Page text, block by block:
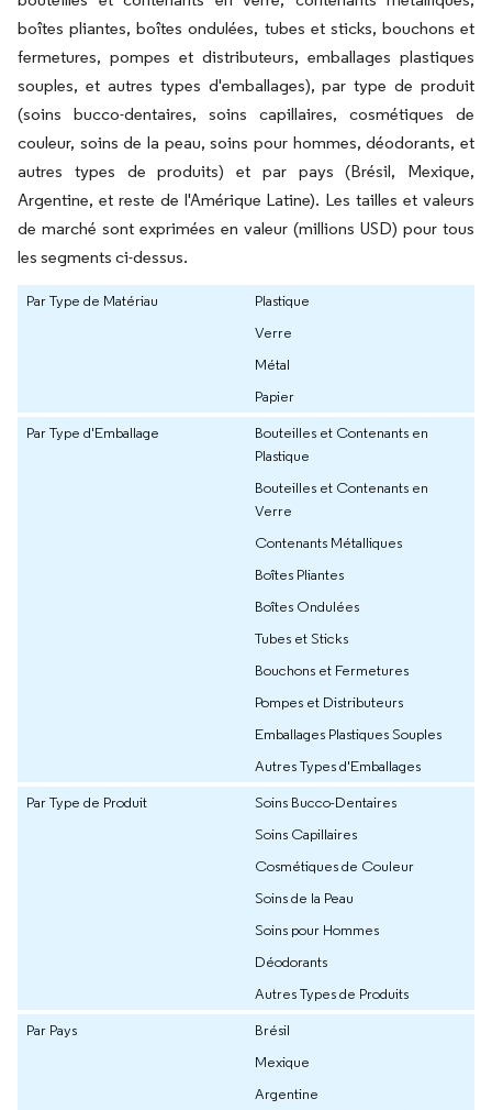
boîtes pliantes, boîtes ondulées, tubes et sticks, bouchons et
fermetures, pompes et distributeurs, emballages plastiques
souples, et autres types d'emballages), par type de produit
(soins bucco-dentaires, soins capillaires, cosmétiques de
couleur, soins de la peau, soins pour hommes, déodorants, et
autres types de produits) et par pays (Brésil, Mexique,
Argentine, et reste de l'Amérique Latine). Les tailles et valeurs
de marché sont exprimées en valeur (millions USD) pour tous
les segments ci-dessus.
Par Type de Matériau
Plastique
Verre
Métal
Papier
Par Type d'Emballage
Bouteilles et Contenants en
Plastique
Bouteilles et Contenants en
Verre
Contenants Métalliques
Boîtes Pliantes
Boîtes Ondulées
Tubes et Sticks
Bouchons et Fermetures
Pompes et Distributeurs
Emballages Plastiques Souples
Autres Types d'Emballages
Par Type de Produit
Soins Bucco-Dentaires
Soins Capillaires
Cosmétiques de Couleur
Soins de la Peau
Soins pour Hommes
Déodorants
Autres Types de Produits
Par Pays
Brésil
Mexique
Argentine